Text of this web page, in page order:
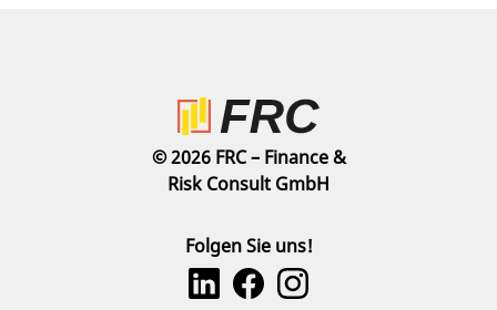
© 2026 FRC – Finance &
Risk Consult GmbH
Folgen Sie uns!